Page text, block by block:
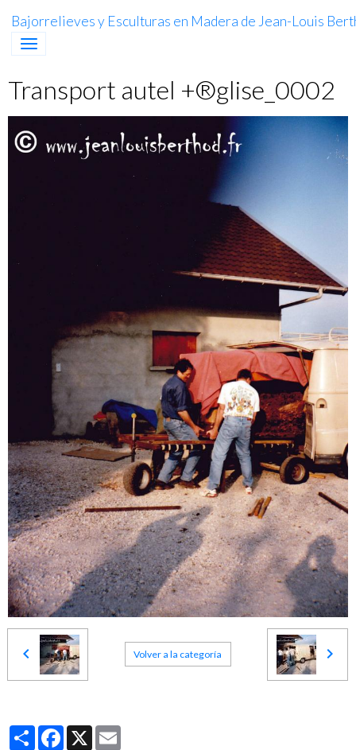
Bajorrelieves y Esculturas en Madera de Jean-Louis
Transport autel +®glise_0002
Volver a la categoría
PartagerFacebook
X